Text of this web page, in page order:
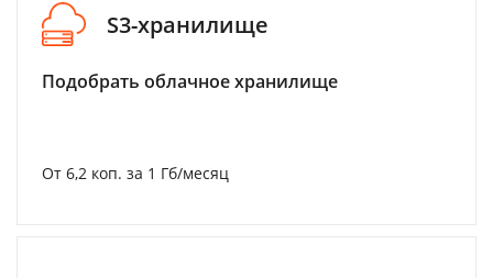
S3-хранилище
Подобрать облачное хранилище
От 6,2 коп. за 1 Гб/месяц